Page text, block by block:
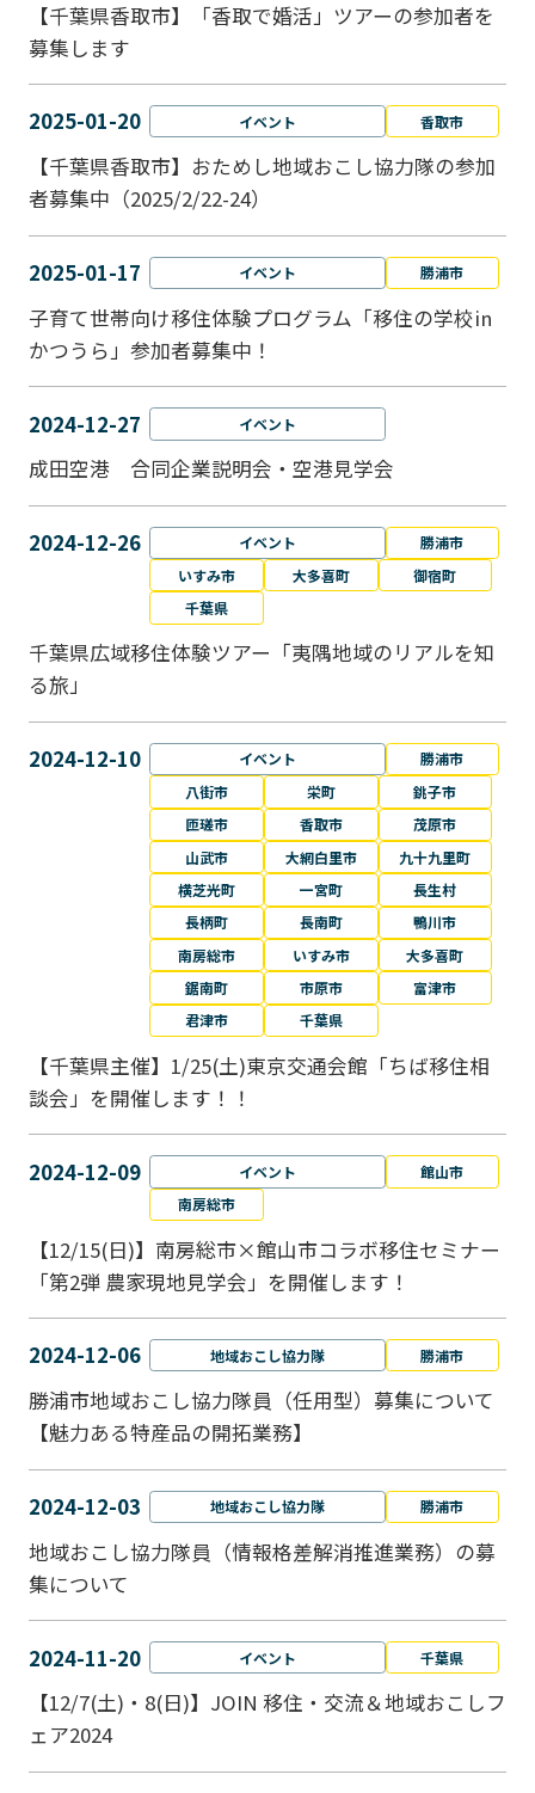
【千葉県香取市】「香取で婚活」ツアーの参加者を
募集します
2025-01-20 イベント 香取市
【千葉県香取市】おためし地域おこし協力隊の参加
者募集中（2025/2/22-24）
2025-01-17 イベント 勝浦市
子育て世帯向け移住体験プログラム「移住の学校in
かつうら」参加者募集中！
2024-12-27 イベント
成田空港 合同企業説明会・空港見学会
2024-12-26 イベント
勝浦市
いすみ市
大多喜町
御宿町
千葉県
千葉県広域移住体験ツアー「夷隅地域のリアルを知
る旅」
2024-12-10 イベント
勝浦市
八街市
栄町
銚子市
匝瑳市
香取市
茂原市
山武市
大網白里市
九十九里町
横芝光町
一宮町
長生村
長柄町
長南町
鴨川市
南房総市
いすみ市
大多喜町
鋸南町
市原市
富津市
君津市
千葉県
【千葉県主催】1/25(土)東京交通会館「ちば移住相
談会」を開催します！！
2024-12-09 イベント
館山市
南房総市
【12/15(日)】南房総市×館山市コラボ移住セミナー
「第2弾 農家現地見学会」を開催します！
2024-12-06 地域おこし協力隊 勝浦市
勝浦市地域おこし協力隊員（任用型）募集について
【魅力ある特産品の開拓業務】
2024-12-03 地域おこし協力隊 勝浦市
地域おこし協力隊員（情報格差解消推進業務）の募
集について
2024-11-20 イベント 千葉県
【12/7(土)・8(日)】JOIN 移住・交流＆地域おこしフ
ェア2024